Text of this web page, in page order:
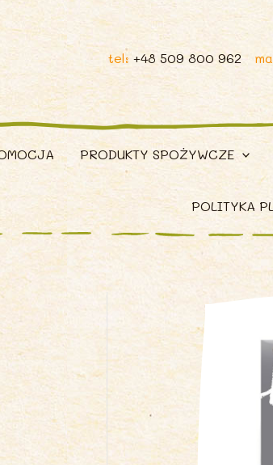
tel: +48 509 800 962
PRODUKTY SPOŻYWCZE
POLITYKA